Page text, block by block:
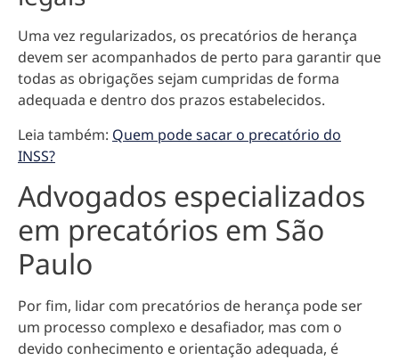
Uma vez regularizados, os precatórios de herança
devem ser acompanhados de perto para garantir que
todas as obrigações sejam cumpridas de forma
adequada e dentro dos prazos estabelecidos.
Leia também: Quem pode sacar o precatório do
INSS?
Advogados especializados
em precatórios em São
Paulo
Por fim, lidar com precatórios de herança pode ser
um processo complexo e desafiador, mas com o
devido conhecimento e orientação adequada, é